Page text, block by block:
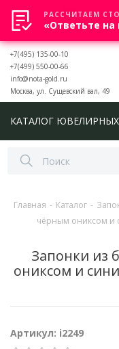
+7(495) 135-00-10
+7(499) 550-00-66
info@nota-gold.ru
Москва, ул. Сущевский вал, 49
КАТАЛОГ
Главная - Каталог -
чёрным ониксом и
Запонки из
ониксом и
Артикул: i2249
РАССЧИТАЕМ
«Ответьте на